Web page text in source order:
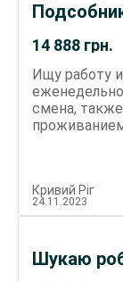
14 888 грн.
Ищу работу
смена,
элементов
Инструктор:
Кривий Ріг
24.11.2023
Шукаю